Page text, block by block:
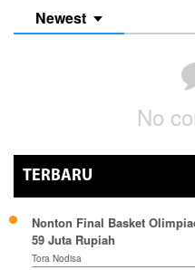
Newest
No
TERBARU
Nonton Final Basket
59 Juta Rupiah
Tora Nodisa